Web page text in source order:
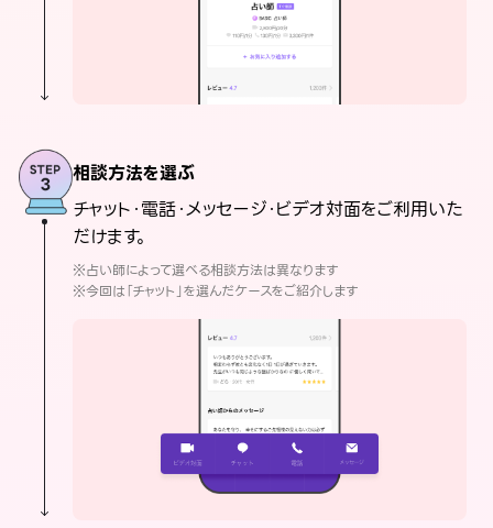
相談方法を選ぶ
チャット・電話・メッセージ・ビデオ対面をご利用いた
だけます。
※占い師によって選べる相談方法は異なります
※今回は「チャット」を選んだケースをご紹介します